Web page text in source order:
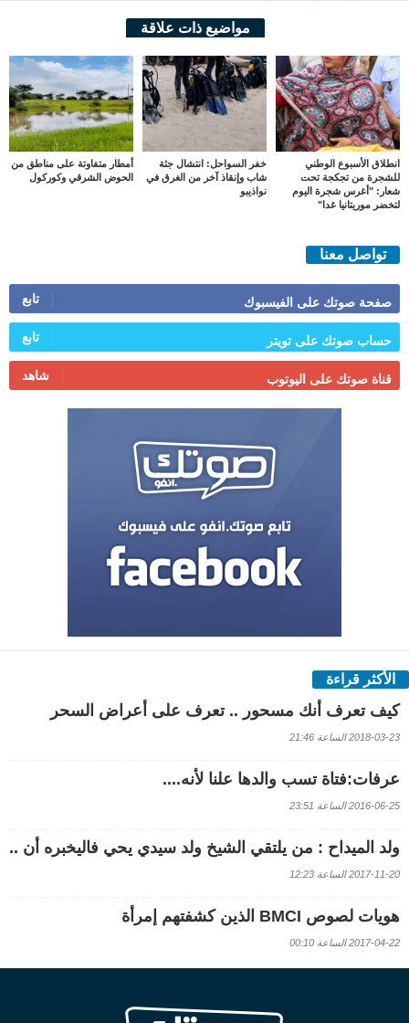
مواضيع ذات علاقة
انطلاق الأسبوع الوطني
للشجرة من تجكجة تحت
شعار: "أغرس شجرة اليوم
لتخضر موريتانيا غدا"
خفر السواحل: انتشال جثة
شاب وإنقاذ آخر من الغرق في
نواذيبو
أمطار متفاوتة على مناطق من
الحوض الشرقي وكوركول
تواصل معنا
صفحة صوتك على الفيسبوك تابع
حساب صوتك على تويتر تابع
قناة صوتك على اليوتوب شاهد
الأكثر قراءة
كيف تعرف أنك مسحور .. تعرف على أعراض السحر
2018-03-23 الساعة 21:46
عرفات:فتاة تسب والدها علنا لأنه....
2016-06-25 الساعة 23:51
ولد الميداح : من يلتقي الشيخ ولد سيدي يحي فاليخبره أن ..
2017-11-20 الساعة 12:23
هويات لصوص BMCI الذين كشفتهم إمرأة
2017-04-22 الساعة 00:10